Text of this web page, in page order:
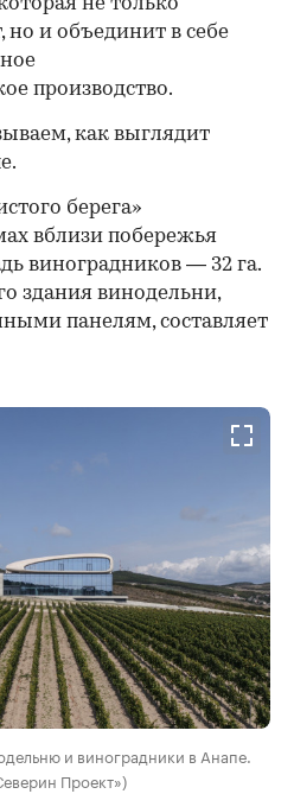
и объединит в себе
производство.
как выглядит
берега»
вблизи побережья
виноградников — 32 га.
здания винодельни,
панелям, составляет
и виноградники в Анапе.
Проект»)